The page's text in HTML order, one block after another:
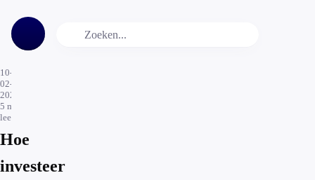
10-
02-
2025
5 min.
leestijd
Hoe
investeer